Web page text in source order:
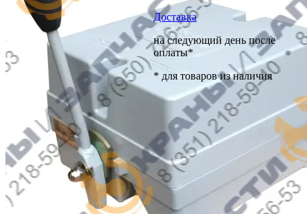
Доставка
на следующий день после
оплаты*
* для товаров из наличия